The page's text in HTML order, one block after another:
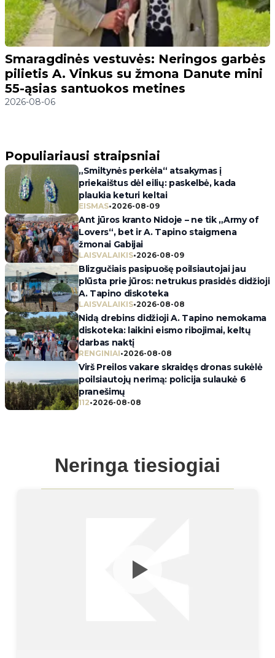
Smaragdinės vestuvės: Neringos garbės
pilietis A. Vinkus su žmona Danute mini
55-ąsias santuokos metines
2026-08-06
Populiariausi straipsniai
„Smiltynės perkėla“ atsakymas į
priekaištus dėl eilių: paskelbė, kada
plaukia keturi keltai
EISMAS•2026-08-09
Ant jūros kranto Nidoje – ne tik „Army of
Lovers“, bet ir A. Tapino staigmena
žmonai Gabijai
LAISVALAIKIS•2026-08-09
Blizgučiais pasipuošę poilsiautojai jau
plūsta prie jūros: netrukus prasidės didžioji
A. Tapino diskoteka
LAISVALAIKIS•2026-08-08
Nidą drebins didžioji A. Tapino nemokama
diskoteka: laikini eismo ribojimai, keltų
darbas naktį
RENGINIAI•2026-08-08
Virš Preilos vakare skraidęs dronas sukėlė
poilsiautojų nerimą: policija sulaukė 6
pranešimų
112•2026-08-08
Neringa tiesiogiai